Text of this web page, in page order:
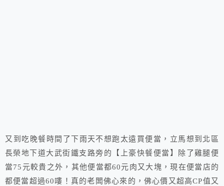
又到吃晚餐時間了下雨天不想跑太遠買便當，立馬想到北區
長榮地下道大武街鐵支路旁的【上豪快餐便當】除了雞腿便
當75元較貴之外，其他便當都60元肉又大塊，現在便當店的
都便當超過60嘍！真的老闆佛心來的，佛心價又超高CP值又